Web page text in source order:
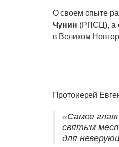
О своем опыте
Чунин (РПСЦ), а
в Великом
Протоиерей
«Самое
святым
для